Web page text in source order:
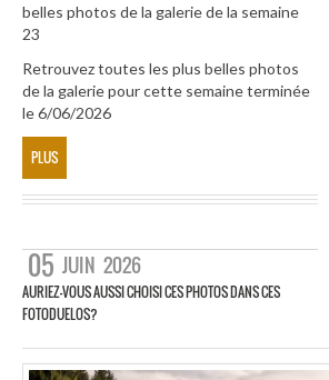
belles photos de la galerie de la semaine
23
Retrouvez toutes les plus belles photos
de la galerie pour cette semaine terminée
le 6/06/2026
PLUS
05 JUIN 2026
AURIEZ-VOUS AUSSI CHOISI CES PHOTOS DANS CES
FOTODUELOS?